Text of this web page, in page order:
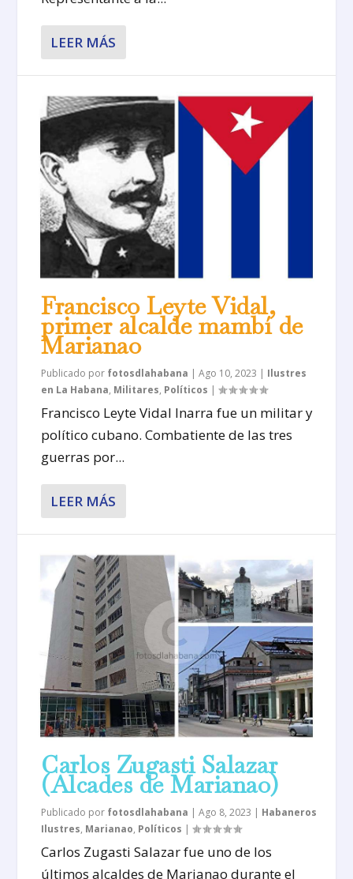
LEER MÁS
Francisco Leyte Vidal,
primer alcalde mambí de
Marianao
Publicado por fotosdlahabana |Ago 10, 2023 | Ilustres
en La Habana, Militares, Políticos |
Francisco Leyte Vidal Inarra fue un militar y
político cubano. Combatiente de las tres
guerras por...
LEER MÁS
Carlos Zugasti Salazar
(Alcades de Marianao)
Publicado por fotosdlahabana |Ago 8, 2023 | Habaneros
Ilustres, Marianao, Políticos |
Carlos Zugasti Salazar fue uno de los
últimos alcaldes de Marianao durante el